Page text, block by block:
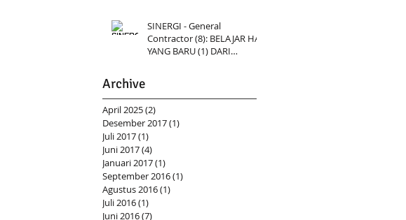
SINERGI - General
Contractor (8): BELAJAR HAL
YANG BARU (1) DARI
Archive
April 2025(2)
Desember 2017(1)
Juli 2017(1)
Juni 2017(4)
Januari 2017(1)
September 2016(1)
Agustus 2016(1)
Juli 2016(1)
Juni 2016(7)